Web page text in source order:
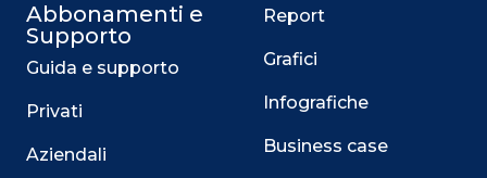
Abbonamenti e
Supporto
Guida e supporto
Privati
Aziendali
Report
Grafici
Infografiche
Business case